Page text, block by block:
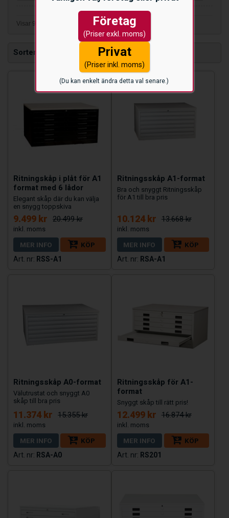
Företag
(Priser exkl. moms)
Privat
(Priser inkl. moms)
(Du kan enkelt ändra detta val senare.)
Sortera efter
Visar 9 av 9 produkter
Ritningskåp i plåt för A1
format med 6 lådor
Elegant skåp där du kan välja
en snygg toppskiva
9.499 kr 20.499 kr
MER INFO
KÖP
RSS-A1
Ritningsskåp A1-format
Bra och snyggt Ritningsskåp
för A1 till bra pris
10.124 kr 13.668 kr
MER INFO
KÖP
RSA-A1
Ritningsskåp A0-format
Välutrustat och snyggt A0
skåp till bra pris
11.374 kr 15.355 kr
MER INFO
KÖP
RSA-A0
Ritningsskåp för A1-
format
Snyggt skåp till rätt pris!
12.499 kr 16.874 kr
MER INFO
KÖP
RS201